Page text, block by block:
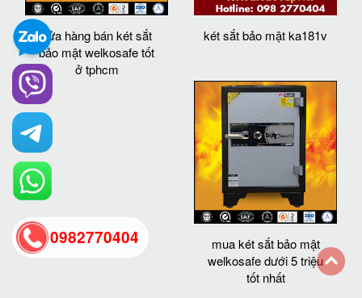
cửa hàng bán két sắt
bảo mật welkosafe tốt
ở tphcm
két sắt bảo mật ka181v
mua két sắt bảo mật
welkosafe dưới 5 triệu
tốt nhất
0982770404